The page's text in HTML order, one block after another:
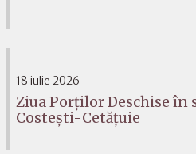
18 iulie 2026
Ziua Porților Deschise în
Costești-Cetățuie